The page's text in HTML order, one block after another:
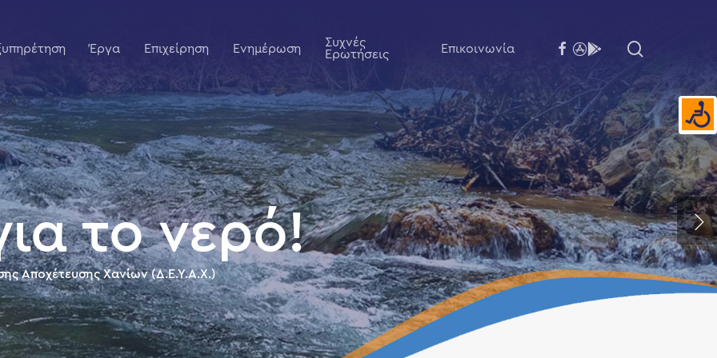
Έργα Επιχείρηση Ενημέρωση
Συχνές
Ερωτήσεις
Επικοινωνία facebook
flickrbehance
δίκτυο
μας, ώστε να φτάνει στον καταναλωτή άριστης ποιότητας νερό